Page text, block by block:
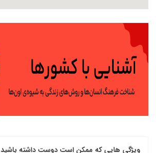
ویژگی هایی که ممکن است دوست داشته باشید